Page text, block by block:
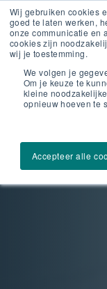
Wij gebruiken cookies
goed te laten werken,
onze communicatie en
cookies zijn
wij je toestemming.
We volgen je
Om je keuze te
kleine
opnieuw hoeven te
Accepteer alle